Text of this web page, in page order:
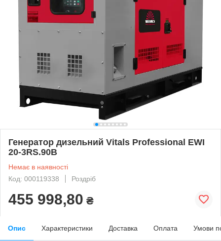
Генератор дизельний Vitals Professional EWI
20-3RS.90B
Немає в наявності
Код: 000119338
Роздріб
455 998,80 ₴
Опис Характеристики Доставка Оплата Умови